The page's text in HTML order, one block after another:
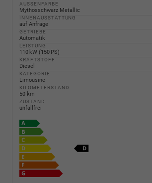
AUSSENFARBE
Mythosschwarz Metallic
INNENAUSSTATTUNG
auf Anfrage
GETRIEBE
Automatik
LEISTUNG
110 kW (150 PS)
KRAFTSTOFF
Diesel
KATEGORIE
Limousine
KILOMETERSTAND
50 km
ZUSTAND
unfallfrei